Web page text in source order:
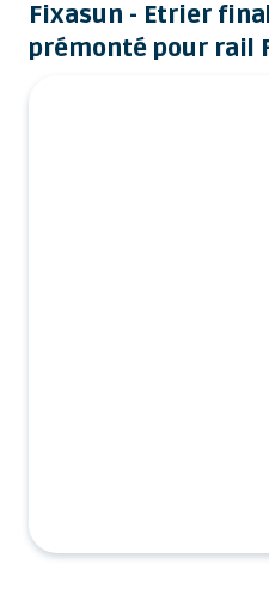
Fixasun - Etrier
prémonté pour rail